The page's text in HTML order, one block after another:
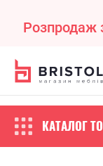
Розпродаж
КАТАЛОГ